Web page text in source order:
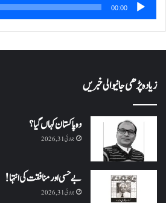
00:00
زیادہ پڑھی جانیوالی خبریں
وہ پاکستان کہاں گیا؟
جولائی 31, 2026
بے حسی اور منافقت کی انتہا !
جولائی 31, 2026